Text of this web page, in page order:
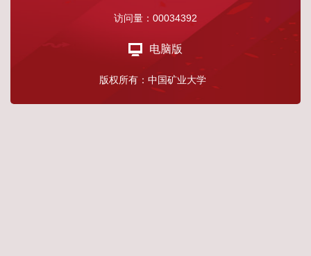
访问量： 00034392
电脑版
版权所有：中国矿业大学